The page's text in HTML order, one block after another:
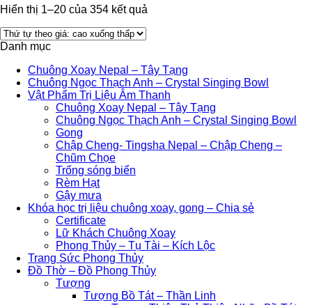
Hiển thị 1–20 của 354 kết quả
Danh mục
Chuông Xoay Nepal – Tây Tạng
Chuông Ngọc Thạch Anh – Crystal Singing Bowl
Vật Phẩm Trị Liệu Âm Thanh
Chuông Xoay Nepal – Tây Tạng
Chuông Ngọc Thạch Anh – Crystal Singing Bowl
Gong
Chập Cheng- Tingsha Nepal – Chập Cheng –
Chũm Chọe
Trống sóng biển
Rèm Hạt
Gậy mưa
Khóa học trị liệu chuông xoay, gong – Chia sẻ
Certificate
Lữ Khách Chuông Xoay
Phong Thủy – Tụ Tài – Kích Lộc
Trang Sức Phong Thủy
Đồ Thờ – Đồ Phong Thủy
Tượng
Tượng Bồ Tát – Thần Linh